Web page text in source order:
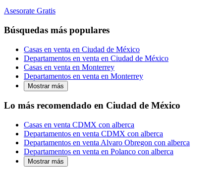
Asesorate Gratis
Búsquedas más populares
Casas en venta en Ciudad de México
Departamentos en venta en Ciudad de México
Casas en venta en Monterrey
Departamentos en venta en Monterrey
Mostrar más
Lo más recomendado en Ciudad de México
Casas en venta CDMX con alberca
Departamentos en venta CDMX con alberca
Departamentos en venta Alvaro Obregon con alberca
Departamentos en venta en Polanco con alberca
Mostrar más